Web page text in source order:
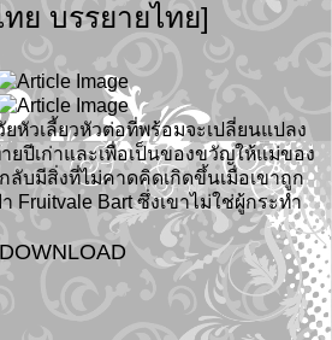
ย บรรยายไทย]
เลี้ยวหัวต่อที่พร้อมจะเปลี่ยนแปลง
ยปีเก่าและเพื่อเป็นของขวัญให้แม่ของ
ลับมีสิ่งที่ไม่คาดคิดเกิดขึ้นเมื่อเขาถูก
Fruitvale Bart ซึ่งเขาไม่ใช่ผู้กระทำ
DOWNLOAD